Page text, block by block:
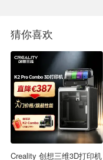
猜你喜欢
Creality 创想三维3D打印机